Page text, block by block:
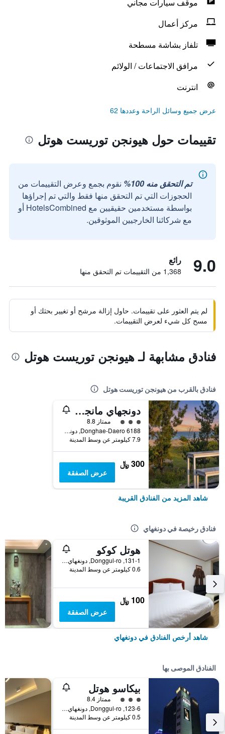
مركز أعمال
تلفاز بشاشة مسطحة
مرافق الاجتماعات / الولائم
انترنت
عرض جميع وسائل الراحة وعددها 62
تقييمات حول هيونجن توريست هوتل
تم التحقق منه 100%
نقوم بجمع وعرض التقييمات من
الحجوزات التي تم التحقق منها فقط والتي تم إجراؤها
بواسطة مستخدمين حقيقيين مع HotelsCombined أو
مع شركائنا الخارجيين الموثوقين.
9.0 رائع
1,368 من التقييمات تم التحقق منها
لم يتم العثور على تقييمات. حاول إزالة مرشح أو تغيير بحثك أو
مسح كل شيء لعرض التقييمات.
فنادق مشابهة لـ هيونجن توريست هوتل
فنادق بالقرب من هيونجن توريست هوتل
دونجهاي مانجسانغ هايوريوم بينشن
تقييم فئة 3ممتاز 8.8
6188 Donghae-Daero, دونغهاي, كوريا الجنوبية
7.9 كيلومتر عن وسط المدينة
300 ﷼
عرض الصفقة
شاهد المزيد من الفنادق القريبة
فنادق رخيصة في دونغهاي
هوتل كوكو
131-1, Donggul-ro, دونغهاي, كوريا الجنوبية
0.6 كيلومتر عن وسط المدينة
100 ﷼
عرض الصفقة
شاهد أرخص الفنادق في دونغهاي
الفنادق الموصى بها
بيكاسو هوتل
تقييم فئة 3ممتاز 8.4
123-6, Donggul-ro, دونغهاي, كوريا الجنوبية
0.5 كيلومتر عن وسط المدينة